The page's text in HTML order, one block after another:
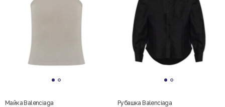
Майка Balenciaga Рубашка Balenciaga